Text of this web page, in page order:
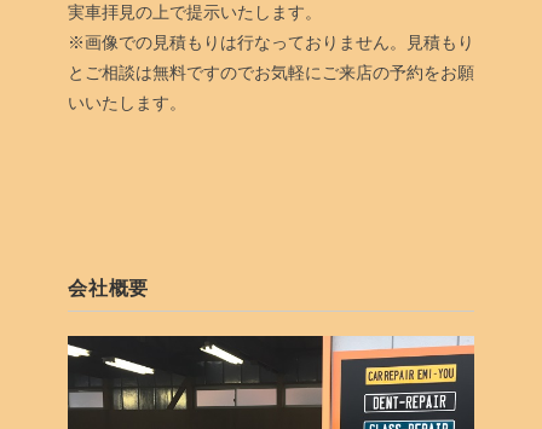
実車拝見の上で提示いたします。
※画像での見積もりは行なっておりません。見積もり
とご相談は無料ですのでお気軽にご来店の予約をお願
いいたします。
会社概要